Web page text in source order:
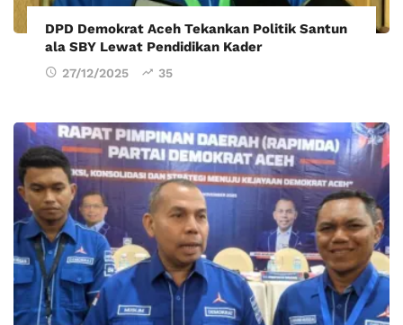
DPD Demokrat Aceh Tekankan Politik Santun
ala SBY Lewat Pendidikan Kader
27/12/2025 35